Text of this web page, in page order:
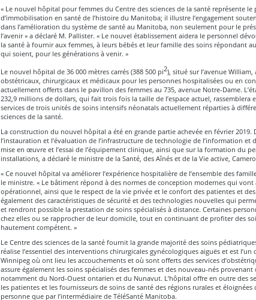
« Le nouvel hôpital pour femmes du Centre des sciences de la santé représente
d’immobilisation en santé de l’histoire du Manitoba; il illustre l’engagement
dans l’amélioration du système de santé au Manitoba, non seulement pour le
l’avenir » a déclaré M. Pallister. « Le nouvel établissement aidera le personnel
la santé à fournir aux femmes, à leurs bébés et leur famille des soins répondant
qui soient, pour les générations à venir. »
Le nouvel hôpital de 36 000 mètres carrés (388 500 pi2), situé sur l’avenue William,
obstétricaux, chirurgicaux et médicaux pour les personnes hospitalisées ou en
actuellement offerts dans le pavillon des femmes au 735, avenue Notre-Dame.
232,9 millions de dollars, qui fait trois fois la taille de l’espace actuel, rassemblera
services de trois unités de soins intensifs néonatals actuellement réparties à
sciences de la santé.
La construction du nouvel hôpital a été en grande partie achevée en février 2019.
l’instauration et l’évaluation de l’infrastructure de technologie de l’information et
mise en œuvre et l’essai de l’équipement clinique, ainsi que sur la formation du
installations, a déclaré le ministre de la Santé, des Aînés et de la Vie active,
« Ce nouvel hôpital va améliorer l’expérience hospitalière de l’ensemble des
le ministre. « Le bâtiment répond à des normes de conception modernes qui
opérationnel, ainsi que le respect de la vie privée et le confort des patientes et
également des caractéristiques de sécurité et des technologies nouvelles qui
et rendront possible la prestation de soins spécialisés à distance. Certaines
chez elles ou se rapprocher de leur domicile, tout en continuant de profiter des
hautement compétent. »
Le Centre des sciences de la santé fournit la grande majorité des soins
réalise l’essentiel des interventions chirurgicales gynécologiques aiguës et est
Winnipeg où ont lieu les accouchements et où sont offerts des services
assure également les soins spécialisés des femmes et des nouveau-nés provenant
notamment du Nord-Ouest ontarien et du Nunavut. L’hôpital offre en outre des
les patientes et les fournisseurs de soins de santé des régions rurales et
personne que par l’intermédiaire de TéléSanté Manitoba.